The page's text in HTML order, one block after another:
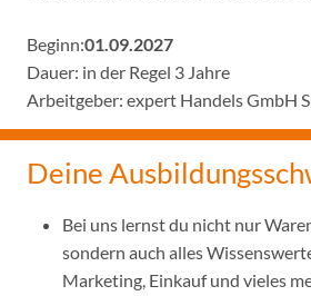
Beginn:01.09.2027
Dauer: in der Regel 3 Jahre
Arbeitgeber: expert Handels GmbH
Deine
Bei uns lernst du nicht nur
sondern auch alles
Marketing, Einkauf und vieles